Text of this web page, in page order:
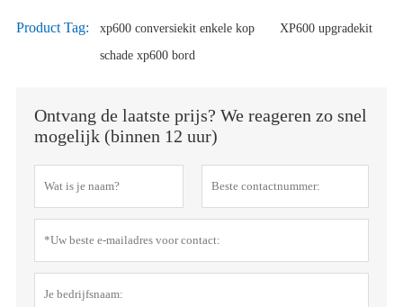
Product Tag: xp600 conversiekit enkele kop
XP600 upgradekit
schade xp600 bord
Ontvang de laatste prijs? We reageren zo snel
mogelijk (binnen 12 uur)